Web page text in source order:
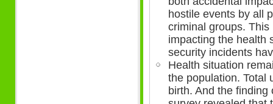
hostile events by all
criminal groups.
impacting the health
security incidents
Health situation
the population. Total
birth. And the